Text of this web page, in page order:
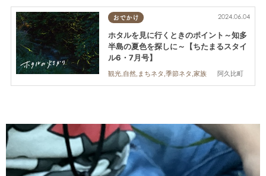
おでかけ
阿久比町
2024.06.04
ホタルを見に行くときのポイント～知多
半島の夏色を探しに～【ちたまるスタイ
ル6・7月号】
観光,自然,まちネタ,季節ネタ,家族